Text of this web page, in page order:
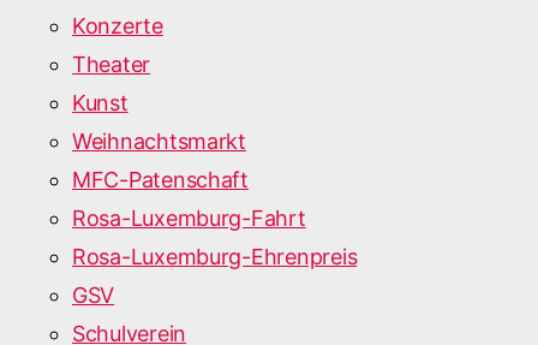
Konzerte
Theater
Kunst
Weihnachtsmarkt
MFC-Patenschaft
Rosa-Luxemburg-Fahrt
Rosa-Luxemburg-Ehrenpreis
GSV
Schulverein